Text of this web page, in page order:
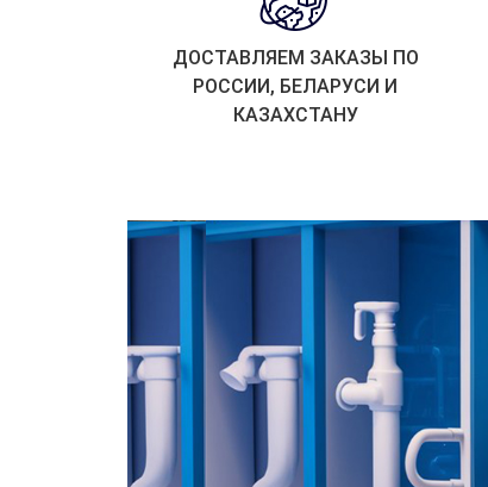
ДОСТАВЛЯЕМ ЗАКАЗЫ ПО
РОССИИ, БЕЛАРУСИ И
КАЗАХСТАНУ